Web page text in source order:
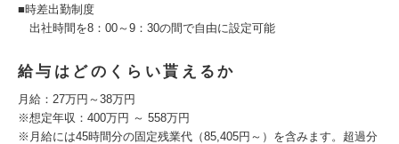
■時差出勤制度
出社時間を8：00～9：30の間で自由に設定可能
給与はどのくらい貰えるか
月給：27万円～38万円
※想定年収：400万円 ～ 558万円
※月給には45時間分の固定残業代（85,405円～）を含みます。超過分